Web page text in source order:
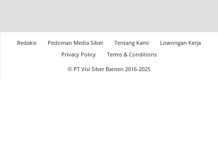
Redaksi Pedoman Media Siber Tentang Kami
Lowongan Kerja
Privacy Policy
Terms & Conditions
© PT Visi Siber Banten 2016-2025